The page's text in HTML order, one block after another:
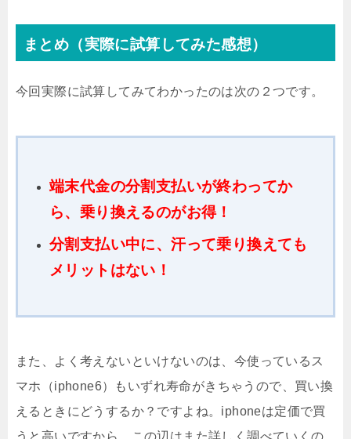
まとめ（実際に試算してみた感想）
今回実際に試算してみてわかったのは次の２つです。
端末代金の分割支払いが終わってか
ら、乗り換えるのがお得！
分割支払い中に、汗って乗り換えても
メリットはない！
また、よく考えないといけないのは、今使っているス
マホ（iphone6）もいずれ寿命がきちゃうので、買い換
えるときにどうするか？ですよね。iphoneは定価で買
うと高いですから…この辺はまた詳しく調べていくの